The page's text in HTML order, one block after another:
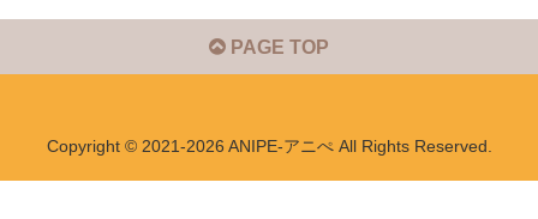
PAGE TOP
Copyright © 2021-2026 ANIPE-アニぺ All Rights Reserved.